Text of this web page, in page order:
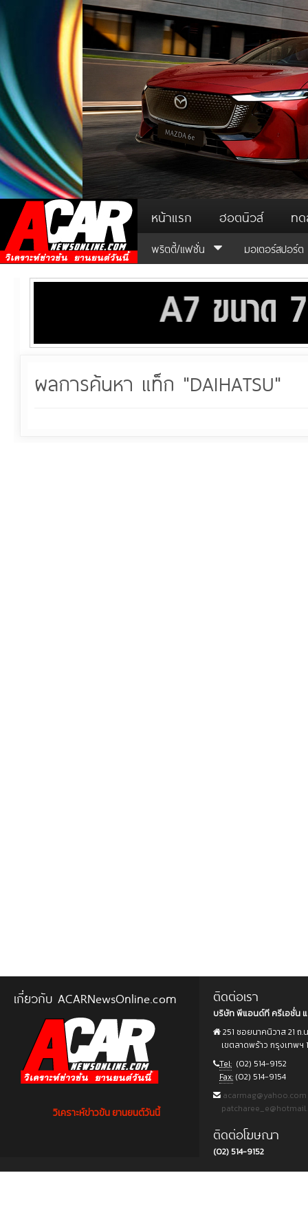
หน้าแรก ฮอตนิวส์ ท
พริตตี้/แฟชั่น มอเตอร์สปอร์ต
ผลการค้นหา แท็ก "DAIHATSU"
เกี่ยวกับ ACARNewsOnline.com
วิเคราะห์ข่าวข้น ยานยนต์วันนี้
ติดต่อเรา
บริษัท พีแอนด์ที ครีเอชั่น
251 ซอยนาคนิวาส 21 ถ
เขตลาดพร้าว กรุงเทพฯ
Tel: (02) 514-9152
Fax: (02) 514-9154
acarmag@yahoo.com
ติดต่อโฆษณา
(02) 514-9152